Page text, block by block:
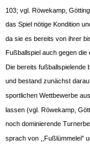
103; vgl. Röwekamp,
das Spiel nötige Kondition
da sie es bereits von ihrer
Fußballspiel auch gegen die
Die bereits fußballspielende
und bestand zunächst
sportlichen Wettbewerbe
lassen (vgl. Röwekamp,
noch dominierende
sprach von ,,Fußlümmelei"